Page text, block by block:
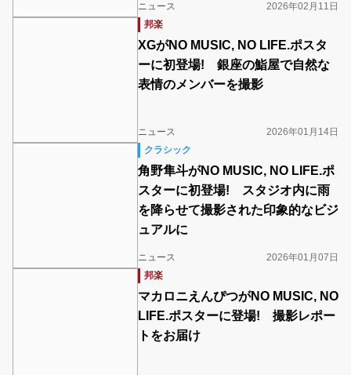
ニュース
2026年02月11日
邦楽
XGがNO MUSIC, NO LIFE.ポスタ
ーに初登場! 銀座の鮨屋で自然な
表情のメンバーを撮影
ニュース
2026年01月14日
クラシック
角野隼斗がNO MUSIC, NO LIFE.ポ
スターに初登場! スタジオ内に雨
を降らせて撮影された印象的なビジ
ュアルに
ニュース
2026年01月07日
邦楽
マカロニえんぴつがNO MUSIC, NO
LIFE.ポスターに登場! 撮影レポー
トをお届け